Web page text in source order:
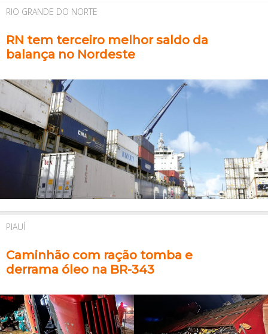
RIO GRANDE DO NORTE
RN tem terceiro melhor saldo da
balança no Nordeste
PIAUÍ
Caminhão com ração tomba e
derrama óleo na BR-343